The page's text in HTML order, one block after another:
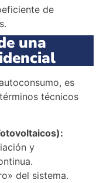
de
una
es
técnicos
y
del sistema.